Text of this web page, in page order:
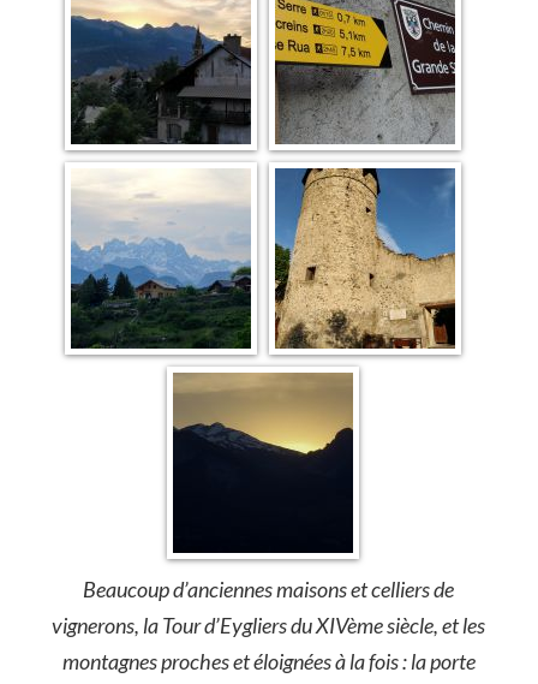
Beaucoup d’anciennes maisons et celliers de
vignerons, la Tour d’Eygliers du XIVème siècle, et les
montagnes proches et éloignées à la fois : la porte